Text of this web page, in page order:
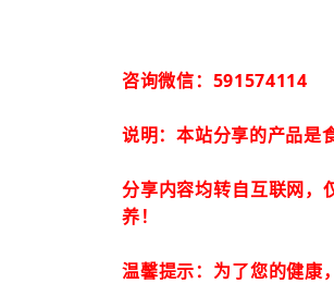
咨询微信：591574114
说明：本站分享的产品是
分享内容均转自互联网，
养！
温馨提示：为了您的健康